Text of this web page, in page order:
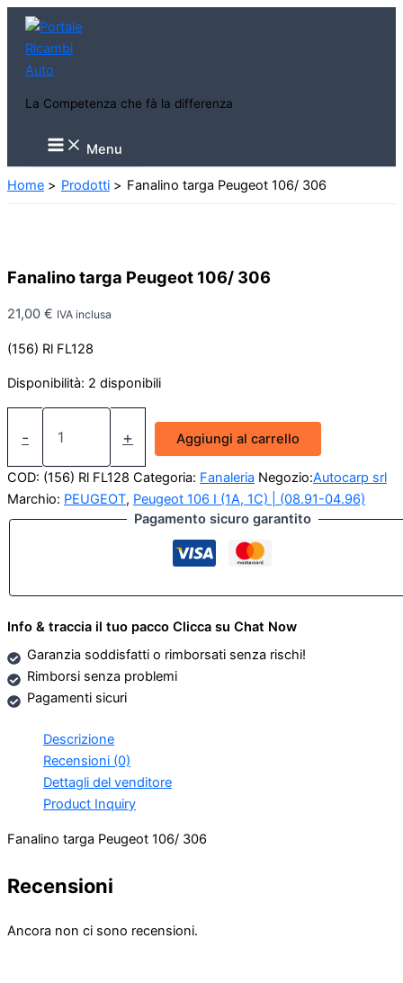
contenuto
La Competenza che fà la differenza
Main
Menu Menu
Home Prodotti Fanalino targa Peugeot 106/ 306
Fanalino targa Peugeot 106/ 306
21,00 € IVA inclusa
(156) Rl FL128
Disponibilità: 2 disponibili
-
Fanalino
106/
306
quantità
+ Aggiungi al carrello
COD: (156) Rl FL128 Categoria: Fanaleria Negozio:Autocarp srl
Marchio: PEUGEOT, Peugeot 106 I (1A, 1C) | (08.91-04.96)
Pagamento sicuro garantito
Info & traccia il tuo pacco Clicca su Chat Now
Garanzia soddisfatti o rimborsati senza rischi!
Rimborsi senza problemi
Pagamenti sicuri
Descrizione
Recensioni (0)
Dettagli del venditore
Product Inquiry
Fanalino targa Peugeot 106/ 306
Recensioni
Ancora non ci sono recensioni.